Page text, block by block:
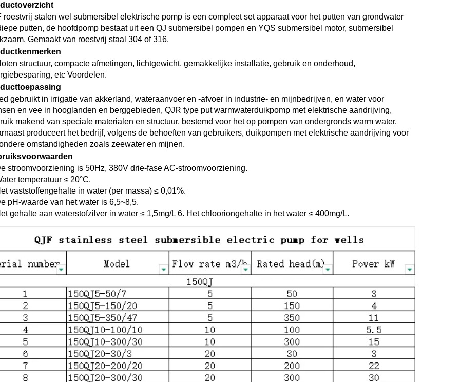
roestvrij stalen wel submersibel elektrische pomp is een compleet set apparaat voor het putten van grondwater
putten, de hoofdpomp bestaat uit een QJ submersibel pompen en YQS submersibel motor, submersibel
Gemaakt van roestvrij staal 304 of 316.
structuur, compacte afmetingen, lichtgewicht, gemakkelijke installatie, gebruik en onderhoud,
etc Voordelen.
gebruikt in irrigatie van akkerland, wateraanvoer en -afvoer in industrie- en mijnbedrijven, en water voor
en vee in hooglanden en berggebieden, QJR type put warmwaterduikpomp met elektrische aandrijving,
makend van speciale materialen en structuur, bestemd voor het op pompen van ondergronds warm water.
produceert het bedrijf, volgens de behoeften van gebruikers, duikpompen met elektrische aandrijving voor
omstandigheden zoals zeewater en mijnen.
stroomvoorziening is 50Hz, 380V drie-fase AC-stroomvoorziening.
temperatuur ≤ 20°C.
vaststoffengehalte in water (per massa) ≤ 0,01%.
pH-waarde van het water is 6,5~8,5.
gehalte aan waterstofzilver in water ≤ 1,5mg/L 6. Het chlooriongehalte in het water ≤ 400mg/L.